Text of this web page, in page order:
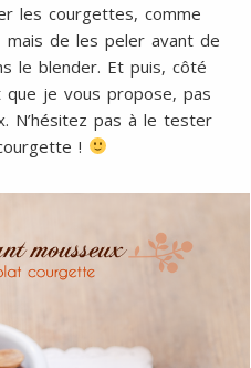
les courgettes, comme
de les peler avant de
le blender. Et puis, côté
que je vous propose, pas
N’hésitez pas à le tester
!